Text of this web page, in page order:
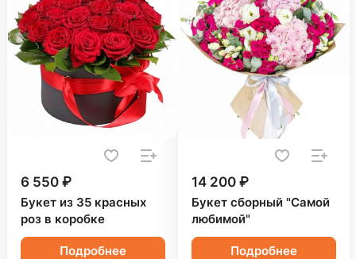
6 550 ₽
Букет из 35 красных
роз в коробке
Подробнее
14 200 ₽
Букет сборный "Самой
любимой"
Подробнее